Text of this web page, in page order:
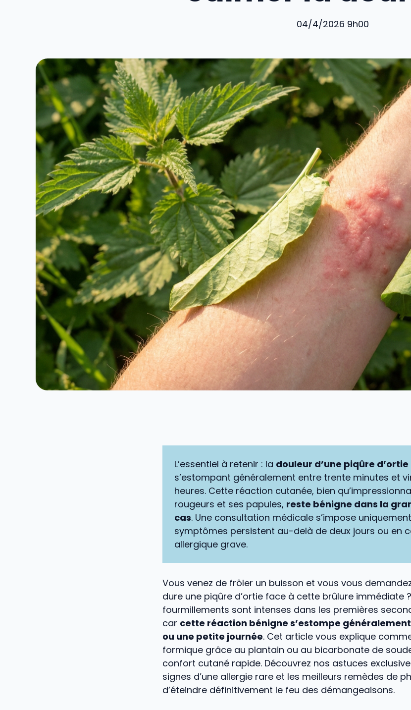
04/4/2026 9h00
L’essentiel à retenir : la douleur d’une piqûre
s’estompant généralement entre trente minutes et
heures. Cette réaction cutanée, bien
rougeurs et ses papules, reste bénigne dans la
cas. Une consultation médicale s’impose
symptômes persistent au-delà de deux jours ou en
allergique grave.
Vous venez de frôler un buisson et vous vous
dure une piqûre d’ortie face à cette brûlure immédiate
fourmillements sont intenses dans les premières
car cette réaction bénigne s’estompe
ou une petite journée. Cet article vous explique
formique grâce au plantain ou au bicarbonate de
confort cutané rapide. Découvrez nos astuces
signes d’une allergie rare et les meilleurs remèdes de
d’éteindre définitivement le feu des démangeaisons.